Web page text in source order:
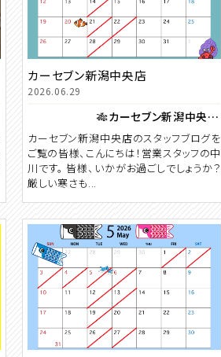
カーセブン新潟中央店
2026.06.29
🎋カーセブン新潟中央店 ７月カレンダー🎋
カーセブン新潟中央店のスタッフブログを
ご覧の皆様、こんにちは！営業スタッフの中
川です。 皆様、いかがお過ごしでしょうか？
厳しい寒さも...